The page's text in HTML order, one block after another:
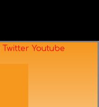
Twitter Youtube